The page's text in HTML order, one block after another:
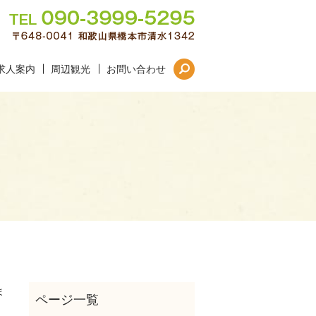
人案内 周辺観光 お問い合わせ search